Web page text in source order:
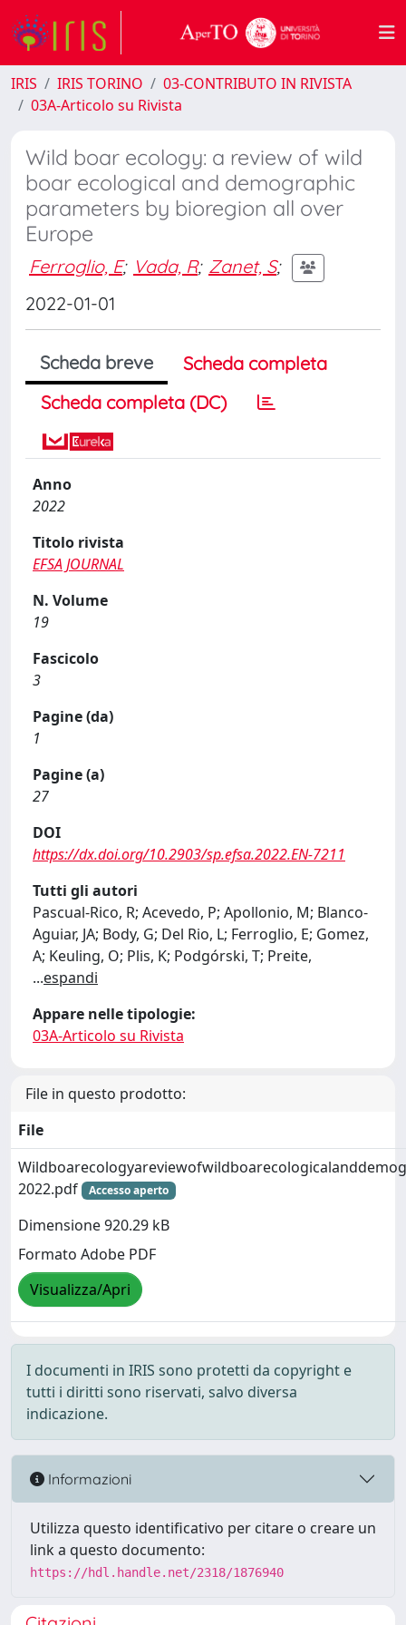
IRIS IRIS TORINO
03-CONTRIBUTO IN RIVISTA
03A-Articolo su Rivista
Wild boar ecology: a review of wild
boar ecological and demographic
parameters by bioregion all over
Europe
Ferroglio, E; Vada, R; Zanet, S;
2022-01-01
Scheda breve
Scheda completa
Scheda completa (DC)
Anno
2022
Titolo rivista
EFSA JOURNAL
N. Volume
19
Fascicolo
3
Pagine (da)
1
Pagine (a)
27
DOI
https://dx.doi.org/10.2903/sp.efsa.2022.EN-7211
Tutti gli autori
Pascual‐Rico, R; Acevedo, P; Apollonio, M; Blanco‐
Aguiar, JA; Body, G; Del Rio, L; Ferroglio, E; Gomez,
A; Keuling, O; Plis, K; Podgórski, T; Preite,
...espandi
Appare nelle tipologie:
03A-Articolo su Rivista
File in questo prodotto:
File
2022.pdf
Accesso aperto
Dimensione 920.29 kB
Formato Adobe PDF
Visualizza/Apri
I documenti in IRIS sono protetti da copyright e
tutti i diritti sono riservati, salvo diversa
indicazione.
Informazioni
Utilizza questo identificativo per citare o creare un
link a questo documento:
https://hdl.handle.net/2318/1876940